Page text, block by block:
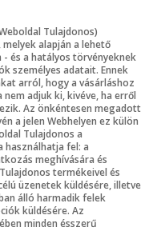
Tulajdonos)
alapján a lehető
és a hatályos törvényeknek
személyes adatait. Ennek
arról, hogy a vásárláshoz
adjuk ki, kivéve, ha erről
Az önkéntesen megadott
a jelen Webhelyen ez külön
Tulajdonos a
fel: a
meghívására és
termékeivel és
üzenetek küldésére, illetve
álló harmadik felek
küldésére. Az
minden ésszerű